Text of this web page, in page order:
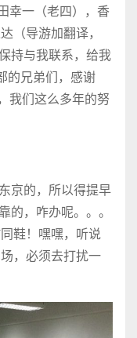
幸一（老四），香
（导游加翻译，
持与我联系，给我
的兄弟们，感谢
我们这么多年的努
京的，所以得提早
的，咋办呢。。。
鞋！嘿嘿，听说
，必须去打扰一